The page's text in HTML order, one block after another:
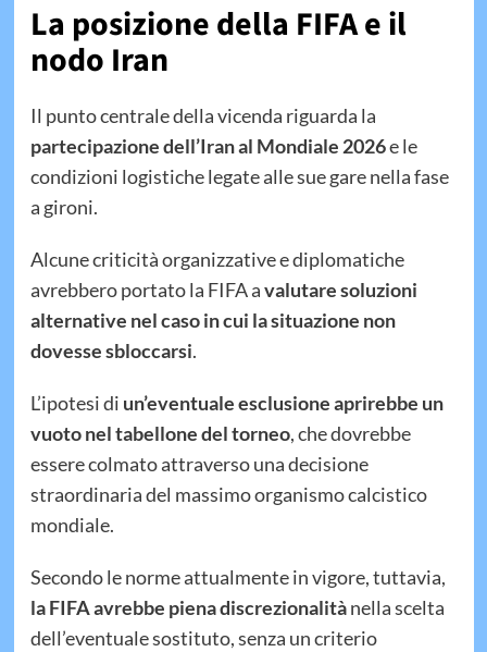
La posizione della FIFA e il
nodo Iran
Il punto centrale della vicenda riguarda la
partecipazione dell’Iran al Mondiale 2026e le
condizioni logistiche legate alle sue gare nella fase
a gironi.
Alcune criticità organizzative e diplomatiche
avrebbero portato la FIFA avalutare soluzioni
alternative nel caso in cui la situazione non
dovesse sbloccarsi.
L’ipotesi di un’eventuale esclusione aprirebbe un
vuoto nel tabellone del torneo, che dovrebbe
essere colmato attraverso una decisione
straordinaria del massimo organismo calcistico
mondiale.
Secondo le norme attualmente in vigore, tuttavia,
la FIFA avrebbe piena discrezionalitànella scelta
dell’eventuale sostituto, senza un criterio